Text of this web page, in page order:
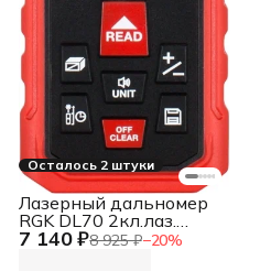
Осталось 2 штуки
7 140 ₽8 925 ₽−20%
Лазерный дальномер
RGK DL70 2кл.лаз.
635нм цв.луч. красный